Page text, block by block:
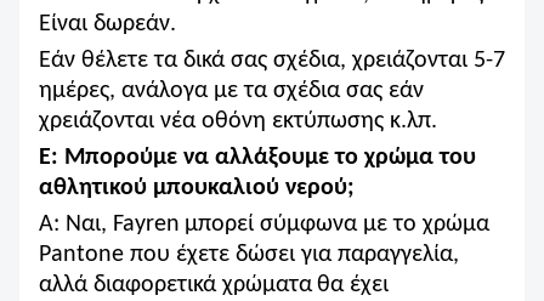
Είναι δωρεάν.
Εάν θέλετε τα δικά σας σχέδια, χρειάζονται 5-7
ημέρες, ανάλογα με τα σχέδια σας εάν
χρειάζονται νέα οθόνη εκτύπωσης κ.λπ.
Ε: Μπορούμε να αλλάξουμε το χρώμα του
αθλητικού μπουκαλιού νερού;
Α: Ναι, Fayren μπορεί σύμφωνα με το χρώμα
Pantone που έχετε δώσει για παραγγελία,
αλλά διαφορετικά χρώματα θα έχει